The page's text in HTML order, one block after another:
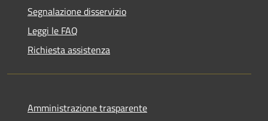
Segnalazione disservizio
Leggi le FAQ
Richiesta assistenza
Amministrazione trasparente